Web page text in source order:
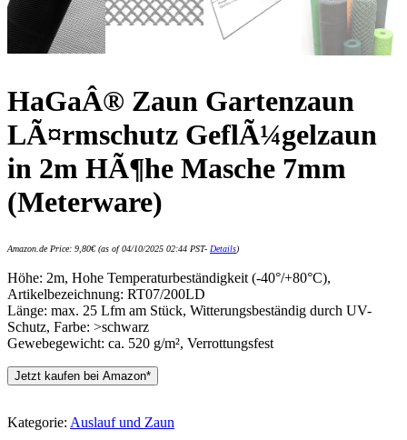
HaGaÂ® Zaun Gartenzaun
LÃ¤rmschutz GeflÃ¼gelzaun
in 2m HÃ¶he Masche 7mm
(Meterware)
Amazon.de Price: 9,80€(as of 04/10/2025 02:44 PST- Details)
Höhe: 2m, Hohe Temperaturbeständigkeit (-40°/+80°C),
Artikelbezeichnung: RT07/200LD
Länge: max. 25 Lfm am Stück, Witterungsbeständig durch UV-
Schutz, Farbe: >schwarz
Gewebegewicht: ca. 520 g/m², Verrottungsfest
Jetzt kaufen bei Amazon*
Kategorie: Auslauf und Zaun